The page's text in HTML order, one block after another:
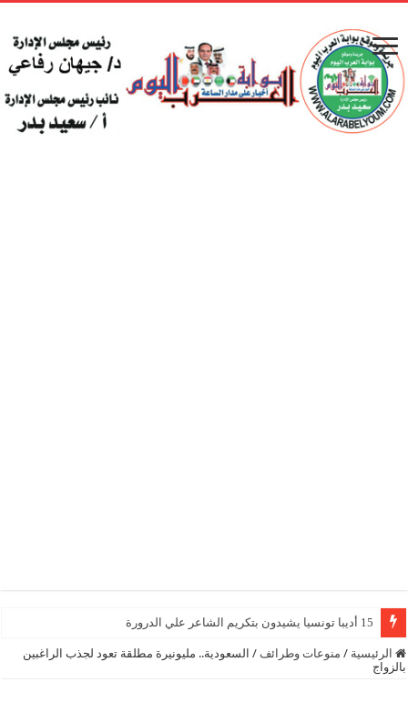
15 أديبا تونسيا يشيدون بتكريم الشاعر علي الدرورة
الرئيسية / منوعات وطرائف /
السعودية.. مليونيرة مطلقة تعود لجذب الراغبين
بالزواج